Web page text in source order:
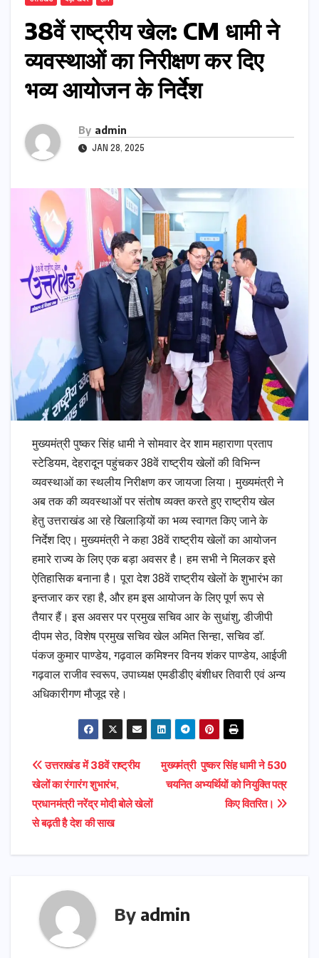
38वें राष्ट्रीय खेल: CM धामी ने
व्यवस्थाओं का निरीक्षण कर दिए
भव्य आयोजन के निर्देश
By admin
JAN 28, 2025
मुख्यमंत्री पुष्कर सिंह धामी ने सोमवार देर शाम महाराणा प्रताप
स्टेडियम, देहरादून पहुंचकर 38वें राष्ट्रीय खेलों की विभिन्न
व्यवस्थाओं का स्थलीय निरीक्षण कर जायजा लिया। मुख्यमंत्री ने
अब तक की व्यवस्थाओं पर संतोष व्यक्त करते हुए राष्ट्रीय खेल
हेतु उत्तराखंड आ रहे खिलाड़ियों का भव्य स्वागत किए जाने के
निर्देश दिए। मुख्यमंत्री ने कहा 38वें राष्ट्रीय खेलों का आयोजन
हमारे राज्य के लिए एक बड़ा अवसर है। हम सभी ने मिलकर इसे
ऐतिहासिक बनाना है। पूरा देश 38वें राष्ट्रीय खेलों के शुभारंभ का
इन्तजार कर रहा है, और हम इस आयोजन के लिए पूर्ण रूप से
तैयार हैं। इस अवसर पर प्रमुख सचिव आर के सुधांशु, डीजीपी
दीपम सेठ, विशेष प्रमुख सचिव खेल अमित सिन्हा, सचिव डॉ.
पंकज कुमार पाण्डेय, गढ़वाल कमिश्नर विनय शंकर पाण्डेय, आईजी
गढ़वाल राजीव स्वरूप, उपाध्यक्ष एमडीडीए बंशीधर तिवारी एवं अन्य
अधिकारीगण मौजूद रहे।
Post
navigation
मुख्यमंत्री पुष्कर सिंह धामी ने 530
चयनित अभ्यर्थियों को नियुक्ति पत्र
किए वितरित।
उत्तराखंड में 38वें राष्ट्रीय
खेलों का रंगारंग शुभारंभ,
प्रधानमंत्री नरेंद्र मोदी बोले खेलों
से बढ़ती है देश की साख
By admin